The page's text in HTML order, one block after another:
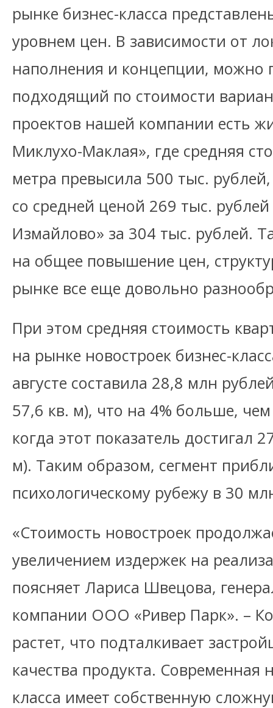
рынке бизнес-класса
уровнем цен. В зависимости от
наполнения и концепции, можно
подходящий по стоимости
проектов нашей компании есть
Миклухо-Маклая», где средняя
метра превысила 500 тыс.
со средней ценой 269 тыс. рублей
Измайлово» за 304 тыс. рублей.
на общее повышение цен,
рынке все еще довольно
При этом средняя стоимость
на рынке новостроек бизнес-
августе составила 28,8 млн
57,6 кв. м), что на 4% больше, чем
когда этот показатель достигал
м). Таким образом, сегмент
психологическому рубежу в 30
«Стоимость новостроек
увеличением издержек на
поясняет Лариса Швецова,
компании ООО «Ривер Парк». –
растет, что подталкивает
качества продукта. Современная
класса имеет собственную